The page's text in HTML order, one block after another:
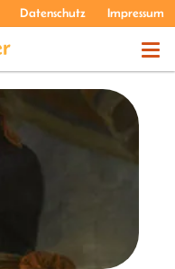
Datenschutz Impressum